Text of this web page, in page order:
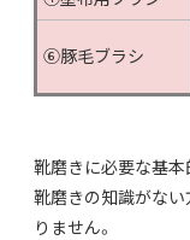
⑥豚毛ブラシ
靴磨きに必要な基本
靴磨きの知識がな
りません。